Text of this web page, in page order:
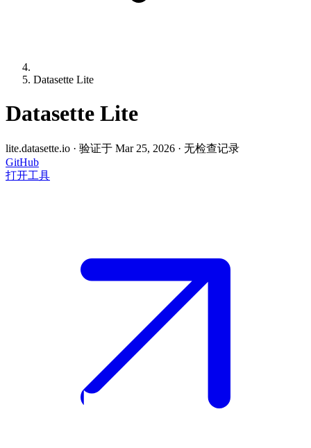
Datasette Lite
Datasette Lite
lite.datasette.io · 验证于 Mar 25, 2026 · 无检查记录
GitHub
打开工具